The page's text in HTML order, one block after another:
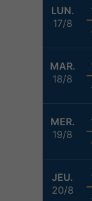
LUN.
17/8
MAR.
18/8
MER.
19/8
JEU.
20/8